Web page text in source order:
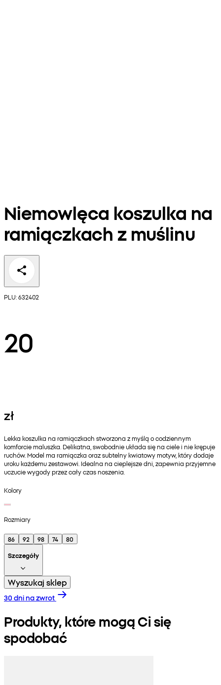
Niemowlęca koszulka na
ramiączkach z muślinu
PLU: 632402
20
zł
Lekka koszulka na ramiączkach stworzona z myślą o codziennym
komforcie maluszka. Delikatna, swobodnie układa się na ciele i nie krępuje
ruchów. Model ma ramiączka oraz subtelny kwiatowy motyw, który dodaje
uroku każdemu zestawowi. Idealna na cieplejsze dni, zapewnia przyjemne
uczucie wygody przez cały czas noszenia.
Kolory
Rozmiary
86 92 98 74
80
Szczegóły
Wyszukaj sklep
30 dni na zwrot
Produkty, które mogą Ci się
spodobać